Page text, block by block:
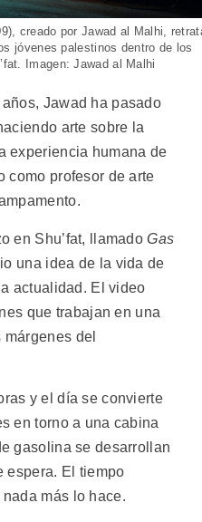
creado por Jawad al Malhi,
jóvenes palestinos dentro de los
Imagen: Jawad al Malhi
Jawad ha pasado
arte sobre la
experiencia humana de
como profesor de arte
en Shu’fat, llamadoGas
una idea de la vida de
actualidad. El video
que trabajan en una
del
y el día se convierte
en torno a una cabina
gasolina se desarrollan
espera. El tiempo
más lo hace.